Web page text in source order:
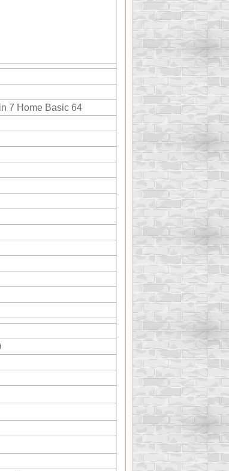
7 Home Basic 64